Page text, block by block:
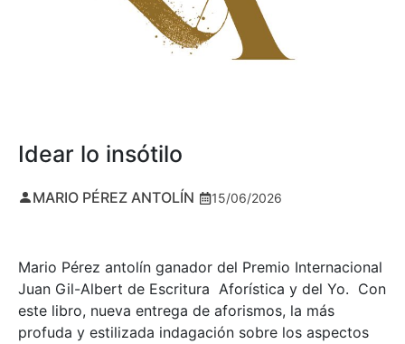
Idear lo insótilo
MARIO PÉREZ ANTOLÍN 15/06/2026
Mario Pérez antolín ganador del Premio Internacional
Juan Gil-Albert de Escritura Aforística y del Yo. Con
este libro, nueva entrega de aforismos, la más
profuda y estilizada indagación sobre los aspectos